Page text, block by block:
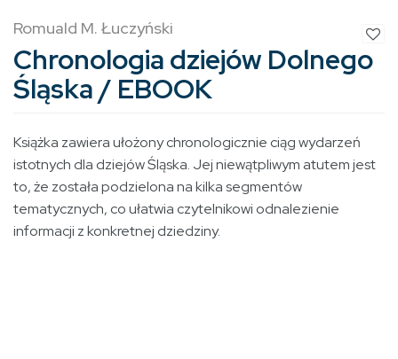
Romuald M. Łuczyński
Chronologia dziejów Dolnego
Śląska / EBOOK
Książka zawiera ułożony chronologicznie ciąg wydarzeń
istotnych dla dziejów Śląska. Jej niewątpliwym atutem jest
to, że została podzielona na kilka segmentów
tematycznych, co ułatwia czytelnikowi odnalezienie
informacji z konkretnej dziedziny.